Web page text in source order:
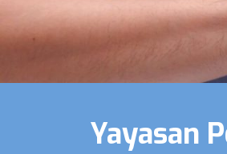
Yayasan